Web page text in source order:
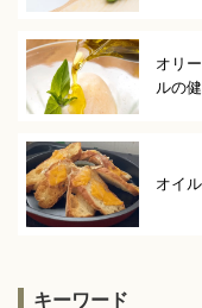
オリ
ルの
オイ
キーワード